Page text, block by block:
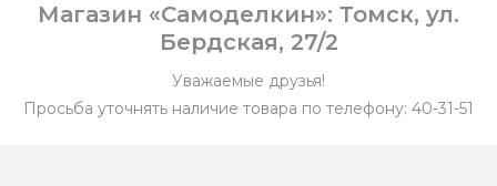
Магазин «Самоделкин»: Томск, ул.
Бердская, 27/2
Уважаемые друзья!
Просьба уточнять наличие товара по телефону: 40-31-51